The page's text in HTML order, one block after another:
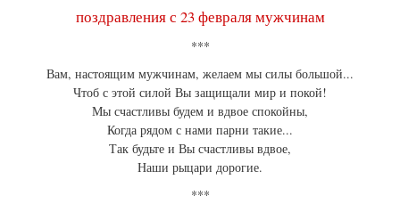
поздравления с 23 февраля мужчинам
***
Вам, настоящим мужчинам, желаем мы силы большой...
Чтоб с этой силой Вы защищали мир и покой!
Мы счастливы будем и вдвое спокойны,
Когда рядом с нами парни такие...
Так будьте и Вы счастливы вдвое,
Наши рыцари дорогие.
***